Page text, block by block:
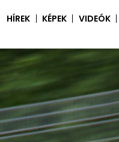
HÍREK KÉPEK VIDEÓK